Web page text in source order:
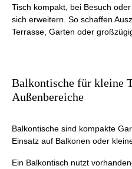
Tisch kompakt, bei Besuch
sich erweitern. So schaffen
Terrasse, Garten oder
Balkontische für kleine
Außenbereiche
Balkontische sind kompakte
Einsatz auf Balkonen oder
Ein Balkontisch nutzt